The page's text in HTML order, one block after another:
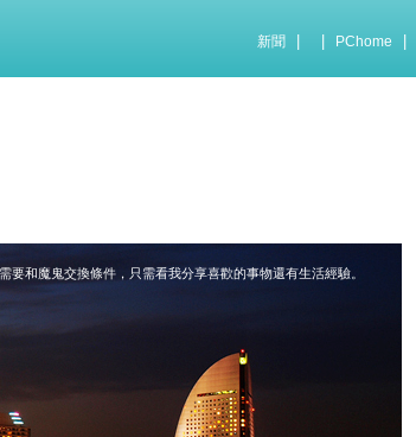
新聞 PChome
和魔鬼交換條件，只需看我分享喜歡的事物還有生活經驗。